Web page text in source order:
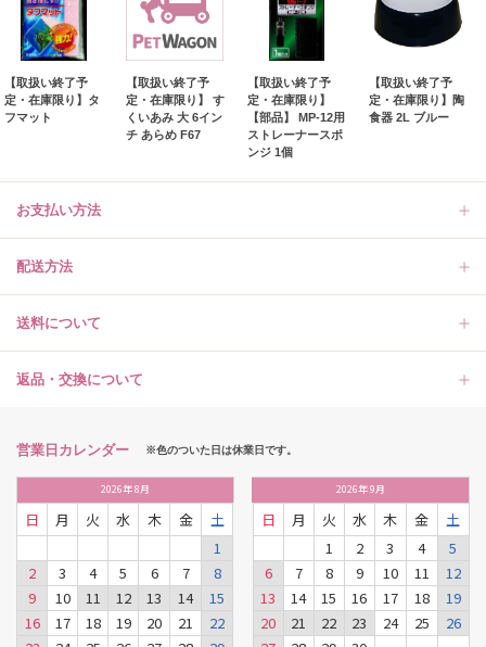
【取扱い終了予
定・在庫限り】タ
フマット
【取扱い終了予
定・在庫限り】 す
くいあみ 大 6イン
チ あらめ F67
【取扱い終了予
定・在庫限り】
【部品】 MP‐12用
ストレーナースポ
ンジ 1個
【取扱い終了予
定・在庫限り】陶
食器 2L ブルー
お支払い方法
配送方法
送料について
返品・交換について
営業日カレンダー ※色のついた日は休業日です。
2026年8月
日 月 火 水 木 金
土
1
2
3 4 5 6 7
8
9
10 11 12 13 14
15
16
17 18 19 20 21
22
2026年9月
日 月 火 水 木 金
土
1
2 3 4
5
6
7 8 9 10 11
12
13
14 15 16 17 18
19
20
21 22 23 24 25
26